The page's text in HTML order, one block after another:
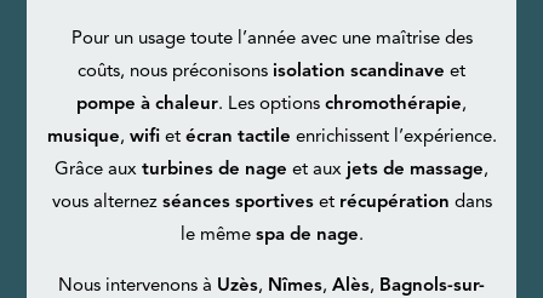
Pour un usage toute l’année avec une maîtrise des
coûts, nous préconisons isolation scandinave et
pompe à chaleur. Les options chromothérapie,
musique, wifiet écran tactile enrichissent l’expérience.
Grâce aux turbines de nage et aux jets de massage,
vous alternez séances sportiveset récupération dans
le même spa de nage.
Nous intervenons à Uzès, Nîmes, Alès, Bagnols-sur-